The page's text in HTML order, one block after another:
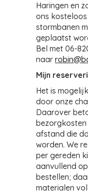
Haringen en
ons
stormbanen
geplaatst
Bel met 06-
naar
Mijn
Het is
door onze
Daarover
afstand die
worden. We
per gereden
aanvullend
bestellen;
materialen